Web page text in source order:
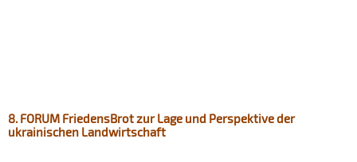
8. FORUM FriedensBrot zur Lage und Perspektive der
ukrainischen Landwirtschaft